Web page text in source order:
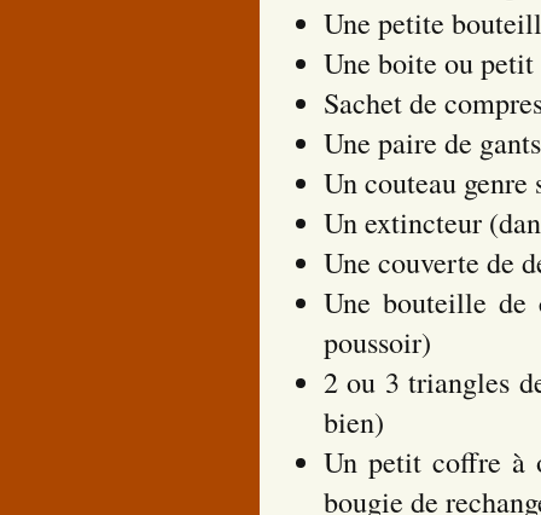
Une petite
Une boite ou
Sachet de
Une paire de
Un couteau genre
Un extincteur
Une couverte de
Une bouteille de
poussoir)
2 ou 3 triangles
bien)
Un petit coffre à
bougie de